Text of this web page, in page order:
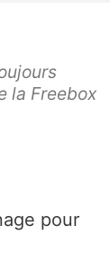
la Freebox
pour